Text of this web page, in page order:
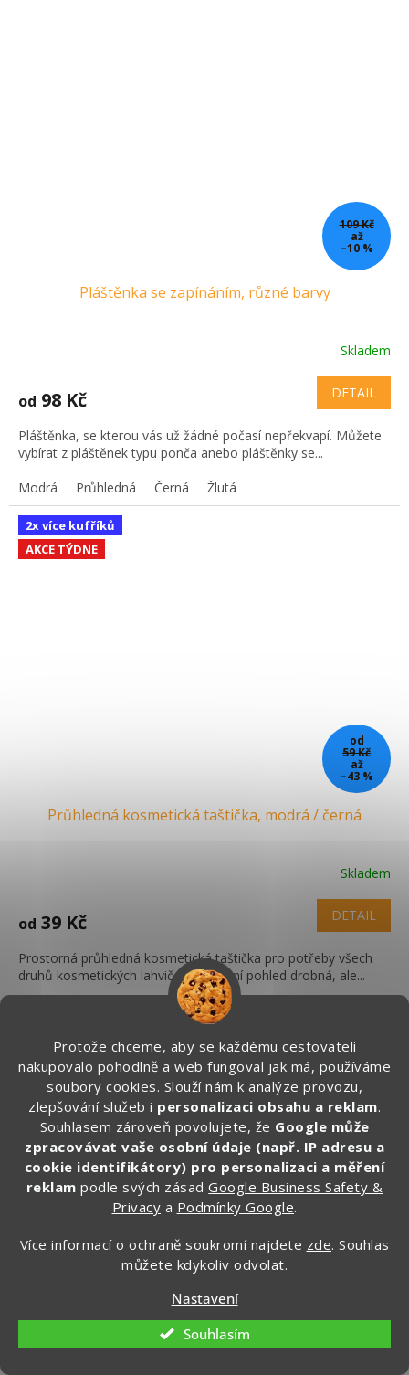
Protože chceme, aby se každému cestovateli
nakupovalo pohodlně a web fungoval jak má, používáme
soubory cookies. Slouží nám k analýze provozu,
zlepšování služeb i personalizaci obsahu a reklam.
Souhlasem zároveň povolujete, že Google může
zpracovávat vaše osobní údaje (např. IP adresu a
cookie identifikátory) pro personalizaci a měření
reklam podle svých zásadGoogle Business Safety &
Privacy a Podmínky Google.
Více informací o ochraně soukromí najdete zde. Souhlas
můžete kdykoliv odvolat.
Nastavení
Souhlasím
109 Kč
až
–10 %
Pláštěnka se zapínáním, různé barvy
Skladem
od 98 Kč DETAIL
Pláštěnka, se kterou vás už žádné počasí nepřekvapí. Můžete
vybírat z pláštěnek typu ponča anebo pláštěnky se...
Modrá
Průhledná Černá Žlutá
2x více kufříků
AKCE TÝDNE
od
59 Kč
až
–43 %
Průhledná kosmetická taštička, modrá / černá
Skladem
od 39 Kč DETAIL
Prostorná průhledná kosmetická taštička pro potřeby všech
druhů kosmetických lahviček. Na první pohled drobná, ale...
100% nepromokavé ponožky, voděodolné